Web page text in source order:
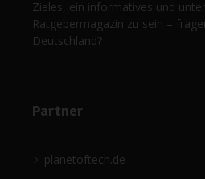
Zieles, ein informatives und
Ratgebermagazin zu sein –
Deutschland?
Partner
planetoftech.de